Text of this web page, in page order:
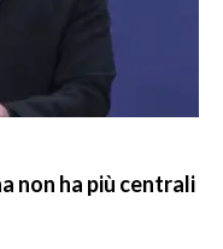
non ha più centrali